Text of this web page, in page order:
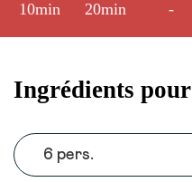
10min 20min -
Ingrédients pour
6 pers.